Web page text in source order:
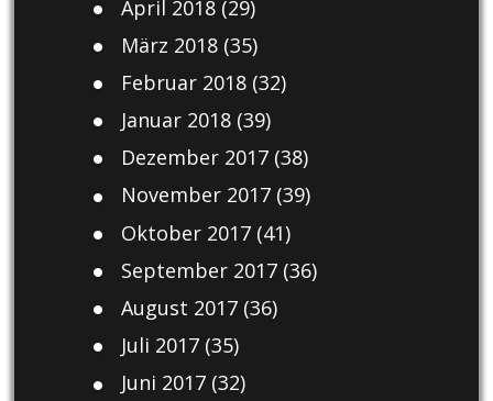
April 2018(29)
März 2018(35)
Februar 2018(32)
Januar 2018(39)
Dezember 2017(38)
November 2017(39)
Oktober 2017(41)
September 2017(36)
August 2017(36)
Juli 2017(35)
Juni 2017(32)